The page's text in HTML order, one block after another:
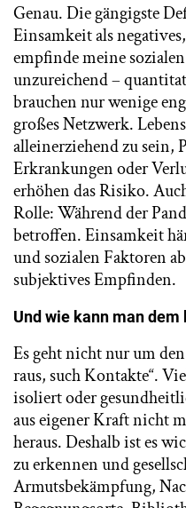
Genau. Die gängigste
Einsamkeit als
empfinde meine
unzureichend –
brauchen nur wenige
großes Netzwerk.
alleinerziehend zu sein,
Erkrankungen oder
erhöhen das Risiko.
Rolle: Während der
betroffen. Einsamkeit
und sozialen Faktoren
subjektives Empfinden.
Und wie kann man dem
Es geht nicht nur um
raus, such Kontakte“.
isoliert oder
aus eigener Kraft nicht
heraus. Deshalb ist es
zu erkennen und
Armutsbekämpfung,